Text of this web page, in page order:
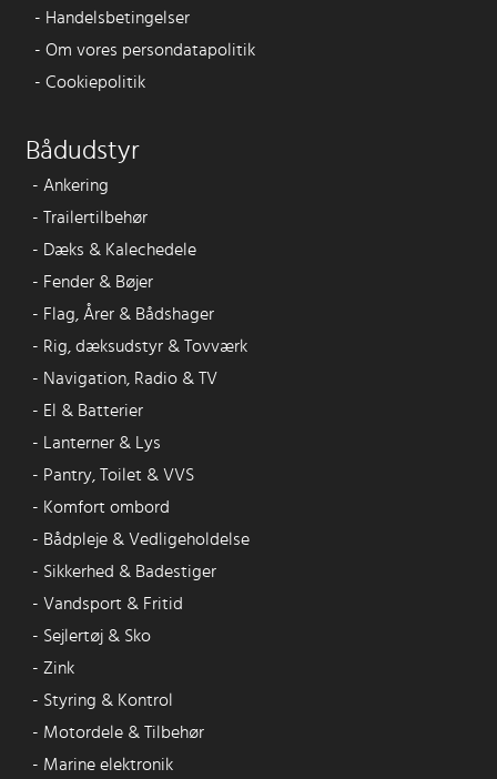
- Handelsbetingelser
- Om vores persondatapolitik
- Cookiepolitik
Bådudstyr
- Ankering
- Trailertilbehør
- Dæks & Kalechedele
- Fender & Bøjer
- Flag, Årer & Bådshager
- Rig, dæksudstyr & Tovværk
- Navigation, Radio & TV
- El & Batterier
- Lanterner & Lys
- Pantry, Toilet & VVS
- Komfort ombord
- Bådpleje & Vedligeholdelse
- Sikkerhed & Badestiger
- Vandsport & Fritid
- Sejlertøj & Sko
- Zink
- Styring & Kontrol
- Motordele & Tilbehør
- Marine elektronik